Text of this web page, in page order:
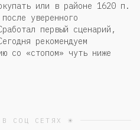
или в районе 1620 п.
уверенного
первый сценарий,
рекомендуем
со «стопом» чуть ниже
СОЦ СЕТЯХ ☀